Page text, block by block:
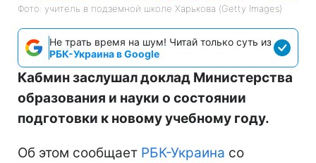
Фото: учитель в подземной школе Харькова (Getty Images)
Не трать время на шум! Читай только суть из
РБК-Украина в Google
Кабмин заслушал доклад Министерства
образования и науки о состоянии
подготовки к новому учебному году.
Об этом сообщает РБК-Украина со